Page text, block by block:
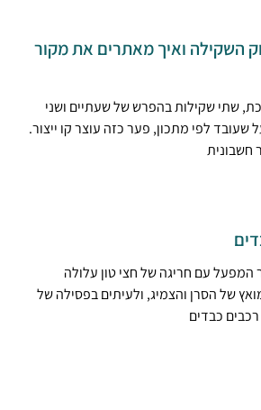
השקילה ואיך מאתרים את מקור
שתי שקילות בהפרש של שעתיים ושני
לפי מתכון, פער כזה עוצר קו ייצור.
חשבונית
עם חריגה של חצי טון עלולה
של הסרן והצמיג, ולעיתים בפסילה של
כבדים